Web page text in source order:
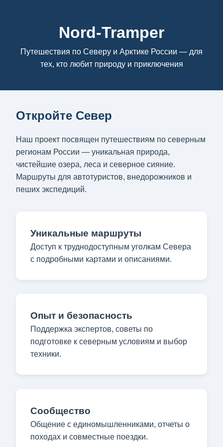
Nord-Tramper
Путешествия по Северу и Арктике России — для
тех, кто любит природу и приключения
Откройте Север
Наш проект посвящен путешествиям по северным
регионам России — уникальная природа,
чистейшие озера, леса и северное сияние.
Маршруты для автотуристов, внедорожников и
пеших экспедиций.
Уникальные маршруты
Доступ к труднодоступным уголкам Севера
с подробными картами и описаниями.
Опыт и безопасность
Поддержка экспертов, советы по
подготовке к северным условиям и выбор
техники.
Сообщество
Общение с единомышленниками, отчеты о
походах и совместные поездки.